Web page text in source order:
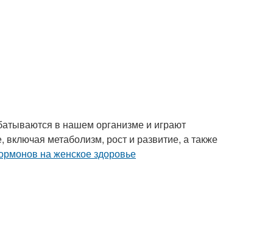
в нашем организме и играют
метаболизм, рост и развитие, а также
на женское здоровье